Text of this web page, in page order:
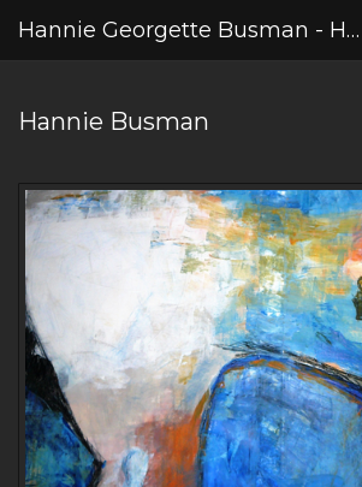
Hannie Georgette Busman - Hannie Busman
Hannie Busman